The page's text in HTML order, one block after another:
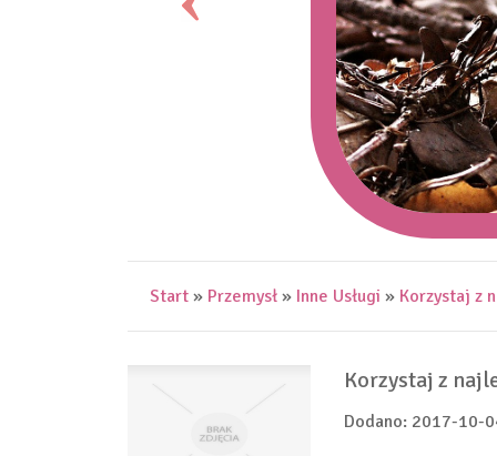
Start » Przemysł » Inne Usługi » Korzystaj z
Korzystaj z
Dodano: 2017-10-